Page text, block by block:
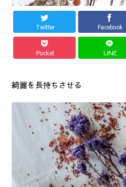
Twitter Facebook
Pocket LINE
綺麗を長持ちさせる